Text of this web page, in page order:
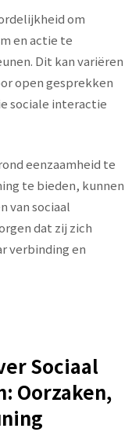
om
en actie te
Dit kan variëren
open gesprekken
sociale interactie
eenzaamheid te
te bieden, kunnen
van sociaal
dat zij zich
verbinding en
Sociaal
Oorzaken,